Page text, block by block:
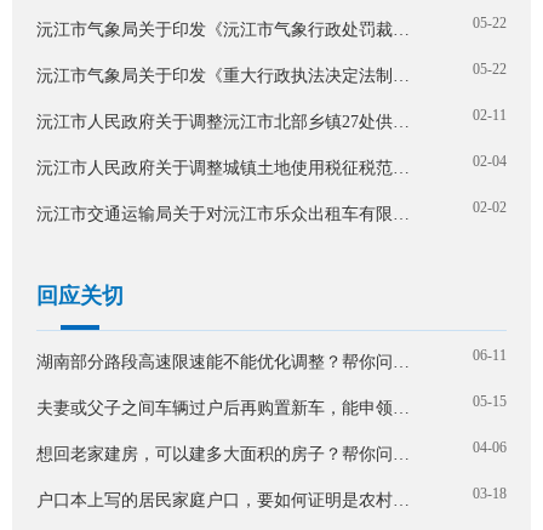
沅江市气象局关于印发《沅江市气象行政处罚裁量权基准》的通知 05-22
沅江市气象局关于印发《重大行政执法决定法制审核目录》的通知 05-22
沅江市人民政府关于调整沅江市北部乡镇27处供水厂地下水饮用水源为备用水源的通告 02-11
沅江市人民政府关于调整城镇土地使用税征税范围和税额标准的公告 02-04
沅江市交通运输局关于对沅江市乐众出租车有限公司延续巡游出租汽车经营许可申请的批复 02-02
回应关切
湖南部分路段高速限速能不能优化调整？帮你问到了！ 06-11
夫妻或父子之间车辆过户后再购置新车，能申领置换补贴吗？帮你问到了！ 05-15
想回老家建房，可以建多大面积的房子？帮你问到了！ 04-06
户口本上写的居民家庭户口，要如何证明是农村户口呢？帮你问到了！ 03-18